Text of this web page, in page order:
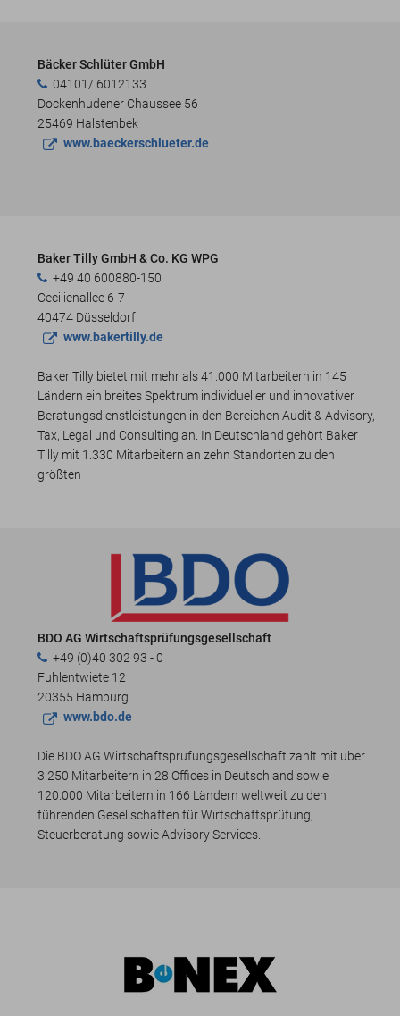
Bäcker Schlüter GmbH
04101/ 6012133
Dockenhudener Chaussee 56
25469 Halstenbek
www.baeckerschlueter.de
Baker Tilly GmbH & Co. KG WPG
+49 40 600880-150
Cecilienallee 6-7
40474 Düsseldorf
www.bakertilly.de
Baker Tilly bietet mit mehr als 41.000 Mitarbeitern in 145
Ländern ein breites Spektrum individueller und innovativer
Beratungsdienstleistungen in den Bereichen Audit & Advisory,
Tax, Legal und Consulting an. In Deutschland gehört Baker
Tilly mit 1.330 Mitarbeitern an zehn Standorten zu den
größten
BDO AG Wirtschaftsprüfungsgesellschaft
+49 (0)40 302 93 - 0
Fuhlentwiete 12
20355 Hamburg
www.bdo.de
Die BDO AG Wirtschaftsprüfungsgesellschaft zählt mit über
3.250 Mitarbeitern in 28 Offices in Deutschland sowie
120.000 Mitarbeitern in 166 Ländern weltweit zu den
führenden Gesellschaften für Wirtschaftsprüfung,
Steuerberatung sowie Advisory Services.